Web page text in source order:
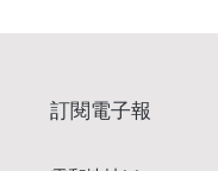
訂閱電子報